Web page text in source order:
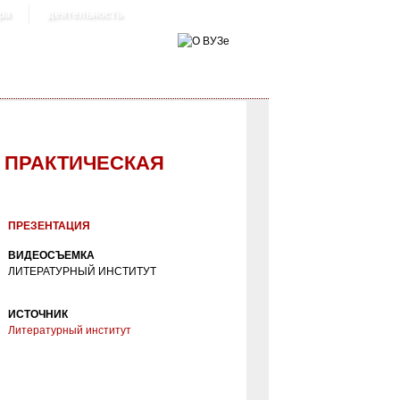
деятельность
ЛИТИНСТИТУТЕ
ПРЕЗЕНТАЦИЯ
ВИДЕОСЪЕМКА
ЛИТЕРАТУРНЫЙ ИНСТИТУТ
ИСТОЧНИК
Литературный институт